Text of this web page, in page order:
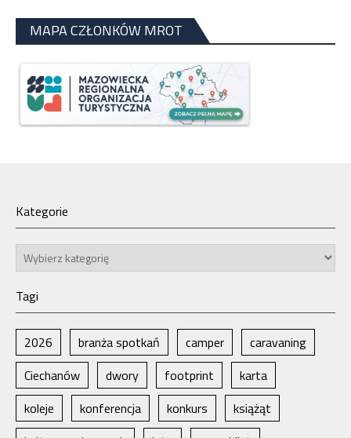
MAPA CZŁONKÓW MROT
Kategorie
Kategorie
Tagi
2026 branża spotkań camper
caravaning
Ciechanów
dwory footprint
karta
koleje
konferencja konkurs
książąt